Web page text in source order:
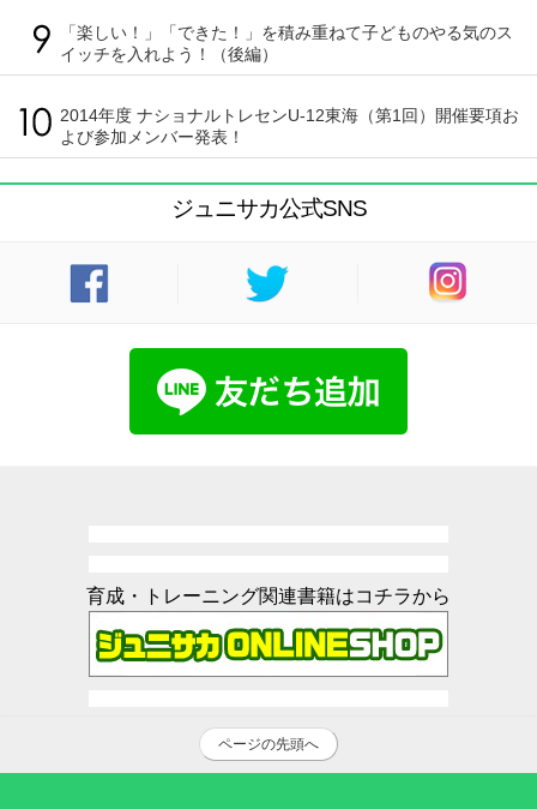
「楽しい！」「できた！」を積み重ねて子どものやる気のス
イッチを入れよう！（後編）
2014年度 ナショナルトレセンU-12東海（第1回）開催要項お
よび参加メンバー発表！
ジュニサカ公式SNS
育成・トレーニング関連書籍はコチラから
ページの先頭へ